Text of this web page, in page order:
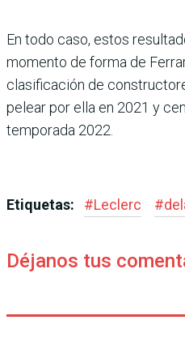
En todo caso, estos
momento de forma de
clasificación de
pelear por ella en 2021 y
tem­porada 2022.
Etiquetas: #Leclerc #
Déjanos tus